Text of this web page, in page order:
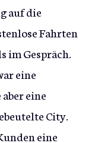
auf die
Fahrten
im Gespräch.
eine
eine
City.
eine